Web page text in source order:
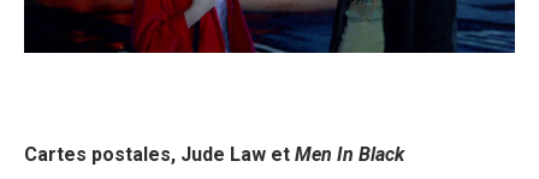
Cartes postales, Jude Law et Men In Black